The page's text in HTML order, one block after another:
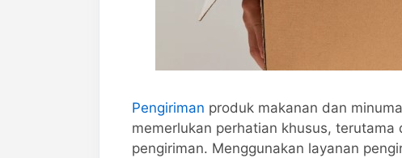
Pengiriman produk makanan dan
memerlukan perhatian khusus,
pengiriman. Menggunakan layanan